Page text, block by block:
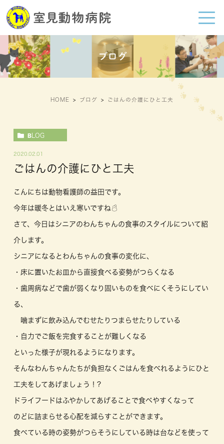
ブログ
HOME ブログ ごはんの介護にひと工夫
BLOG
2020.02.01
ごはんの介護にひと工夫
こんにちは動物看護師の益田です。
今年は暖冬とはいえ寒いですね☃️
さて、今日はシニアのわんちゃんの食事のスタイルについて紹
介します。
シニアになるとわんちゃんの食事の変化に、
・床に置いたお皿から直接食べる姿勢がつらくなる
・歯周病などで歯が弱くなり固いものを食べにくそうにしてい
る、
噛まずに飲み込んでむせたりつまらせたりしている
・自力でご飯を完食することが難しくなる
といった様子が現れるようになります。
そんなわんちゃんたちが負担なくごはんを食べれるようにひと
工夫をしてあげましょう！?
ドライフードはふやかしてあげることで食ベやすくなって
のどに詰まらせる心配を減らすことができます。
食べている時の姿勢がつらそうにしている時は台などを使って